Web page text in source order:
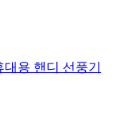
용 핸디 선풍기